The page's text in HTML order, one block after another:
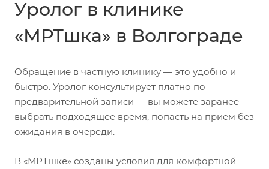
Уролог в клинике
«МРТшка» в Волгограде
Обращение в частную клинику — это удобно и
быстро. Уролог консультирует платно по
предварительной записи — вы можете заранее
выбрать подходящее время, попасть на прием без
ожидания в очереди.
В «МРТшке» созданы условия для комфортной